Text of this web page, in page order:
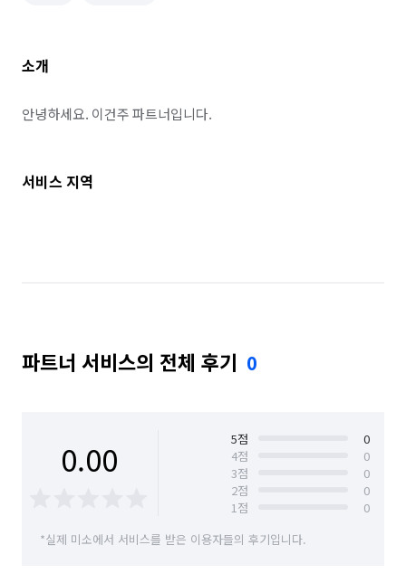
소개
안녕하세요. 이건주 파트너입니다.
서비스 지역
파트너 서비스의 전체 후기 0
0.00 5점
0
4점
0
3점
0
2점
0
1점
0
*실제 미소에서 서비스를 받은 이용자들의 후기입니다.